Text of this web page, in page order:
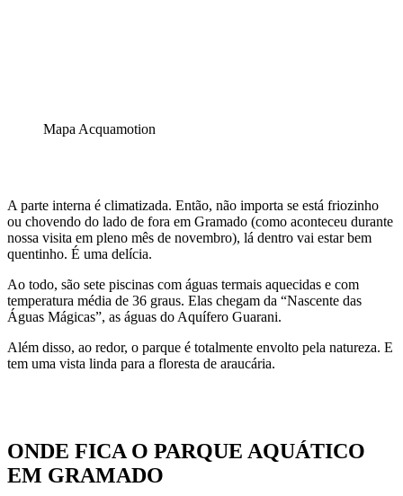
Mapa Acquamotion
A parte interna é climatizada. Então, não importa se está friozinho
ou chovendo do lado de fora em Gramado (como aconteceu durante
nossa visita em pleno mês de novembro), lá dentro vai estar bem
quentinho. É uma delícia.
Ao todo, são sete piscinas com águas termais aquecidas e com
temperatura média de 36 graus. Elas chegam da “Nascente das
Águas Mágicas”, as águas do Aquífero Guarani.
Além disso, ao redor, o parque é totalmente envolto pela natureza. E
tem uma vista linda para a floresta de araucária.
ONDE FICA O PARQUE AQUÁTICO
EM GRAMADO